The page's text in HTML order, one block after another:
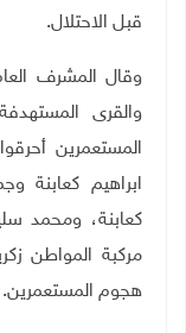
قبل الاحتلال.
وقال المشرف
والقرى
المستعمرين
ابراهيم كعابنة
كعابنة، ومحمد
مركبة المواطن
هجوم المستعمرين.